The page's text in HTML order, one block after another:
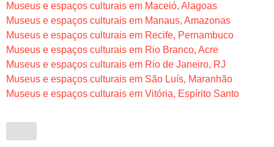
Museus e espaços culturais em Maceió, Alagoas
Museus e espaços culturais em Manaus, Amazonas
Museus e espaços culturais em Recife, Pernambuco
Museus e espaços culturais em Rio Branco, Acre
Museus e espaços culturais em Rio de Janeiro, RJ
Museus e espaços culturais em São Luís, Maranhão
Museus e espaços culturais em Vitória, Espírito Santo